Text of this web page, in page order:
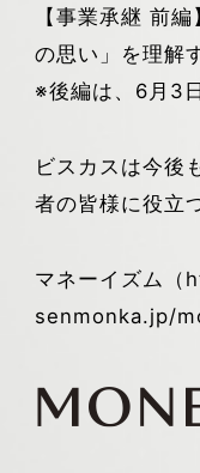
【事業承継 前
の思い」を理解
※後編は、6月3
ビスカスは今後
者の皆様に役立
マネーイズム
senmonka.jp/